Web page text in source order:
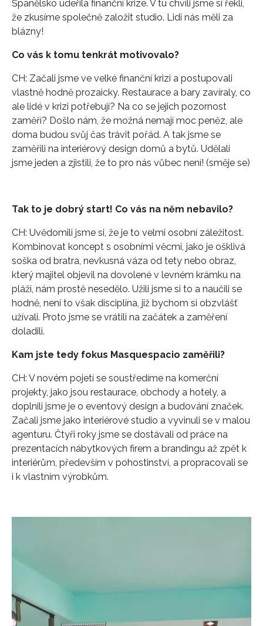
Španělsko udeřila finanční krize. V tu chvíli jsme si řekli,
že zkusíme společně založit studio. Lidi nás měli za
blázny!
Co vás k tomu tenkrát motivovalo?
CH: Začali jsme ve velké finanční krizi a postupovali
vlastně hodně prozaicky. Restaurace a bary zavíraly, co
ale lidé v krizi potřebují? Na co se jejich pozornost
zaměří? Došlo nám, že možná nemají moc peněz, ale
doma budou svůj čas trávit pořád. A tak jsme se
zaměřili na interiérový design domů a bytů. Udělali
jsme jeden a zjistili, že to pro nás vůbec není! (směje se)
Tak to je dobrý start! Co vás na něm nebavilo?
CH: Uvědomili jsme si, že je to velmi osobní záležitost.
Kombinovat koncept s osobními věcmi, jako je ošklivá
soška od bratra, nevkusná váza od tety nebo obraz,
který majitel objevil na dovolené v levném krámku na
pláži, nám prostě nesedělo. Užili jsme si to a naučili se
hodně, není to však disciplína, již bychom si obzvlášť
užívali. Proto jsme se vrátili na začátek a zaměření
doladili.
Kam jste tedy fokus Masquespacio zaměřili?
CH: V novém pojetí se soustředíme na komerční
projekty, jako jsou restaurace, obchody a hotely, a
doplnili jsme je o eventový design a budování značek.
Začali jsme jako interiérové studio a vyvinuli se v malou
agenturu. Čtyři roky jsme se dostávali od práce na
prezentacích nábytkových firem a brandingu až zpět k
interiérům, především v pohostinství, a propracovali se
i k vlastním výrobkům.